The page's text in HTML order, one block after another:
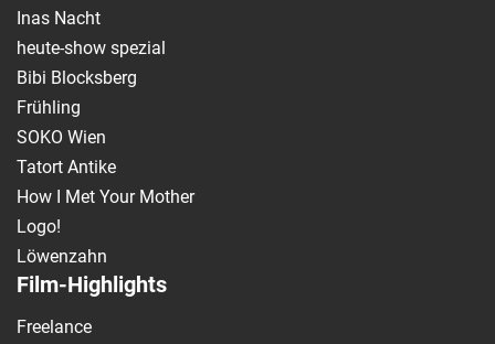
Inas Nacht
heute-show spezial
Bibi Blocksberg
Frühling
SOKO Wien
Tatort Antike
How I Met Your Mother
Logo!
Löwenzahn
Film-Highlights
Freelance